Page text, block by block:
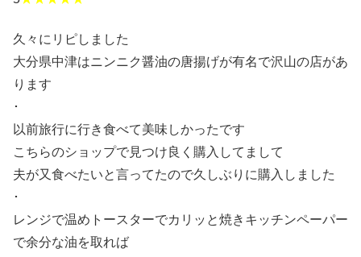
久々にリピしました
大分県中津はニンニク醤油の唐揚げが有名で沢山の店があ
ります
･
以前旅行に行き食べて美味しかったです
こちらのショップで見つけ良く購入してまして
夫が又食べたいと言ってたので久しぶりに購入しました
･
レンジで温めトースターでカリッと焼きキッチンペーパー
で余分な油を取れば